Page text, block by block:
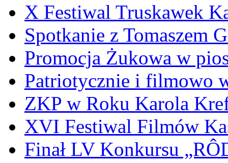
X Festiwal Truskawek
Spotkanie z Tomaszem
Promocja Żukowa w
Patriotycznie i filmowo
ZKP w Roku Karola
XVI Festiwal Filmów
Finał LV Konkursu